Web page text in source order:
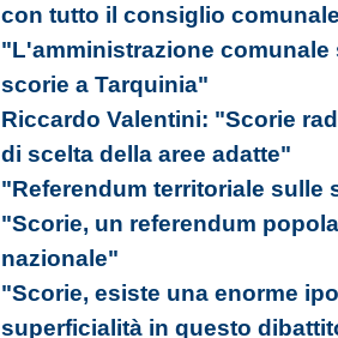
con tutto il consiglio
"L'amministrazione comunale
scorie a Tarquinia"
Riccardo Valentini: "Scorie
di scelta della aree adatte"
"Referendum territoriale sulle
"Scorie, un referendum
nazionale"
"Scorie, esiste una enorme
superficialità in questo